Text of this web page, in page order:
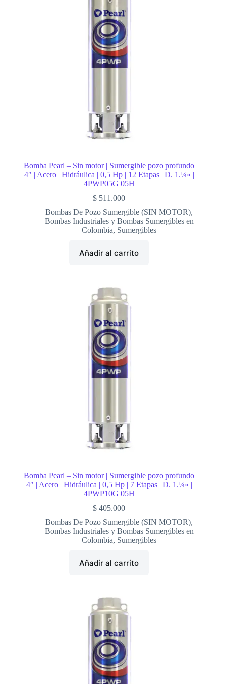
Bomba Pearl – Sin motor | Sumergible pozo profundo
4″ | Acero | Hidráulica | 0,5 Hp | 12 Etapas | D. 1.¼» |
4PWP05G 05H
$ 511.000
Bombas De Pozo Sumergible (SIN MOTOR),
Bombas Industriales y Bombas Sumergibles en
Colombia, Sumergibles
Añadir al carrito
Bomba Pearl – Sin motor | Sumergible pozo profundo
4″ | Acero | Hidráulica | 0,5 Hp | 7 Etapas | D. 1.¼» |
4PWP10G 05H
$ 405.000
Bombas De Pozo Sumergible (SIN MOTOR),
Bombas Industriales y Bombas Sumergibles en
Colombia, Sumergibles
Añadir al carrito